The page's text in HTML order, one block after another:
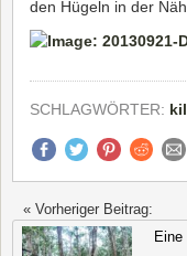
den Hügeln in der
SCHLAGWÖRTER:
« Vorheriger Beitrag: